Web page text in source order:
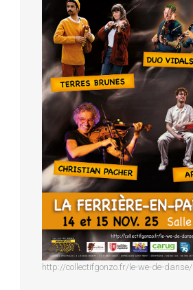
http://collectifgonzo.fr/le-we-de-danse/